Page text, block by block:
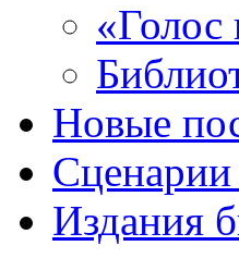
«Голос
Новые
Издания